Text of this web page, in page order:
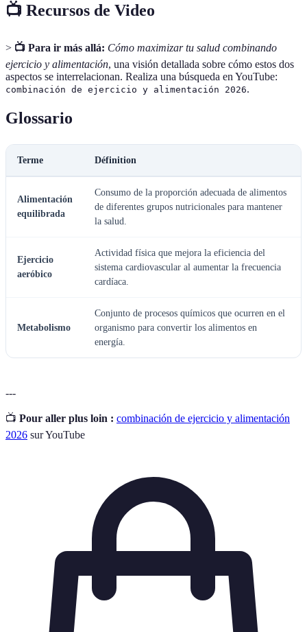
📺 Recursos de Video
> 📺 Para ir más allá: Cómo maximizar tu salud combinando
ejercicio y alimentación, una visión detallada sobre cómo estos dos
aspectos se interrelacionan. Realiza una búsqueda en YouTube:
combinación de ejercicio y alimentación 2026.
Glossario
Terme Définition
Alimentación
equilibrada
Consumo de la proporción adecuada de alimentos
de diferentes grupos nutricionales para mantener
la salud.
Ejercicio
aeróbico
Actividad física que mejora la eficiencia del
sistema cardiovascular al aumentar la frecuencia
cardíaca.
Metabolismo
Conjunto de procesos químicos que ocurren en el
organismo para convertir los alimentos en
energía.
---
📺 Pour aller plus loin : combinación de ejercicio y alimentación
2026 sur YouTube